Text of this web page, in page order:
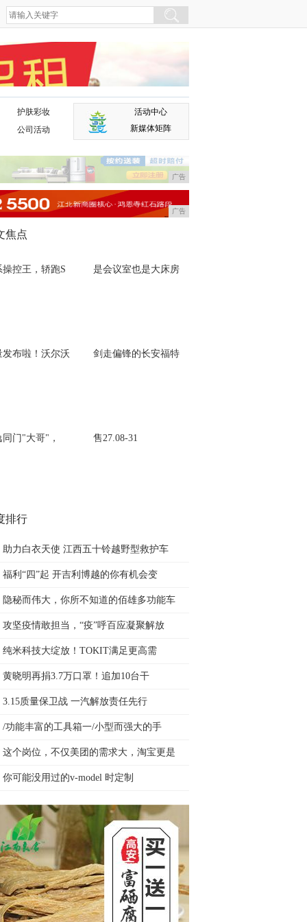
护肤彩妆
公司活动
活动中心
新媒体矩阵
广告
广告
焦点
操控王，轿跑S 是会议室也是大床房
发布啦！沃尔沃 剑走偏锋的长安福特
同门"大哥"， 售27.08-31
排行
助力白衣天使 江西五十铃越野型救护车
福利“四”起 开吉利博越的你有机会变
隐秘而伟大，你所不知道的佰雄多功能车
攻坚疫情敢担当，“疫”呼百应凝聚解放
纯米科技大绽放！TOKIT满足更高需
黄晓明再捐3.7万口罩！追加10台干
3.15质量保卫战 一汽解放责任先行
/功能丰富的工具箱一/小型而强大的手
这个岗位，不仅美团的需求大，淘宝更是
你可能没用过的v-model 时定制